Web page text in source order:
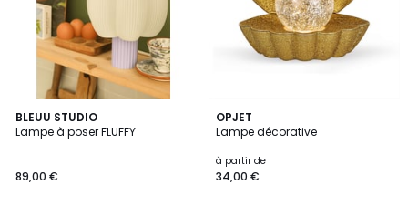
BLEUU STUDIO
Lampe à poser FLUFFY
89,00 €
10
Couleurs
OPJET
Lampe décorative
à partir de
34,00 €
2
Couleurs